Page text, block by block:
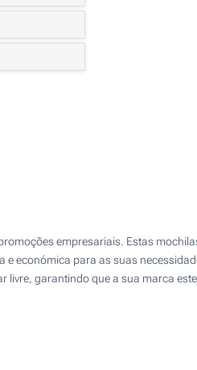
Atualizar
empresariais. Estas
económica para as suas
livre, garantindo que a sua marca